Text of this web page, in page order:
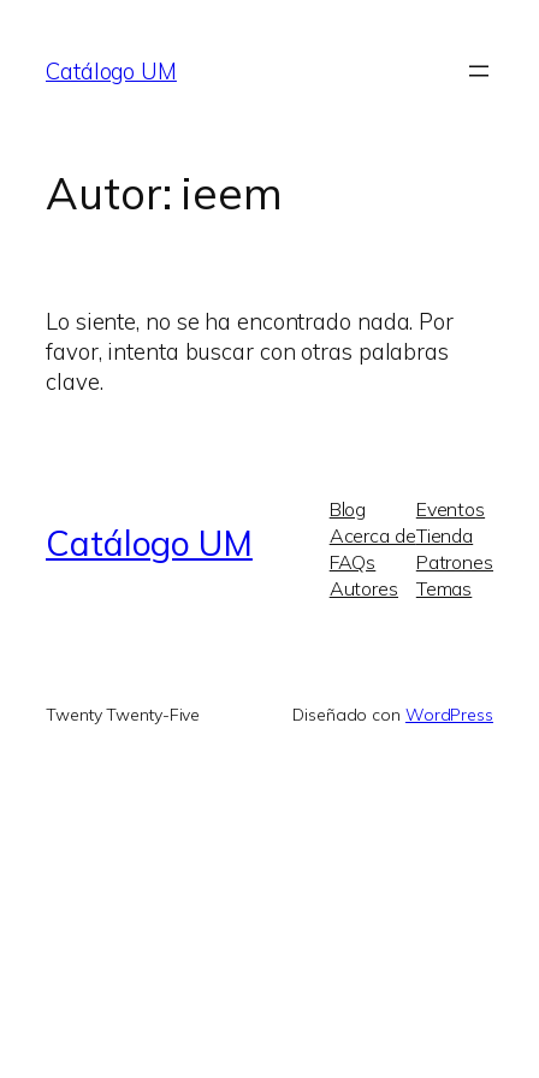
contenido
Catálogo UM
Autor: ieem
Lo siente, no se ha encontrado nada. Por
favor, intenta buscar con otras palabras
clave.
Catálogo UM
Blog
Acerca de
FAQs
Autores
Eventos
Tienda
Patrones
Temas
Twenty Twenty-Five Diseñado con WordPress